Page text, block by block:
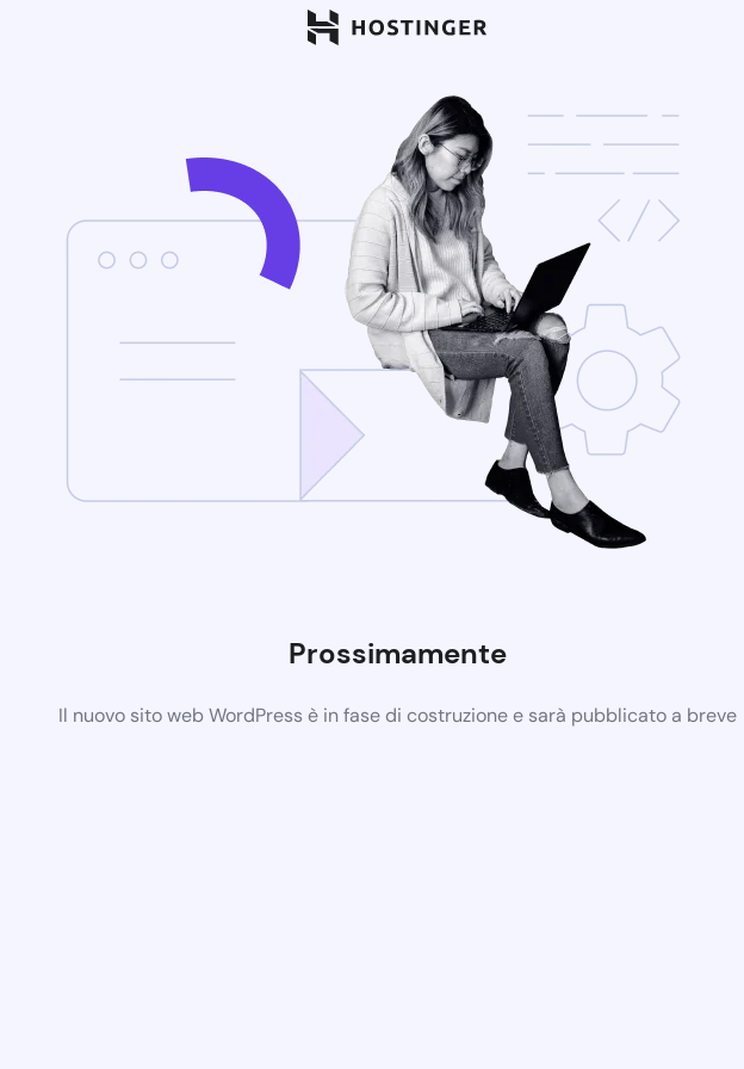
Prossimamente
Il nuovo sito web WordPress è in fase di costruzione e sarà pubblicato a breve